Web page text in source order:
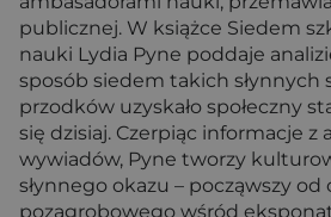
publicznej. W książce Siedem
nauki Lydia Pyne poddaje
sposób siedem takich słynnych
przodków uzyskało społeczny
się dzisiaj. Czerpiąc informacje z
wywiadów, Pyne tworzy
słynnego okazu – począwszy od
pozagrobowego wśród